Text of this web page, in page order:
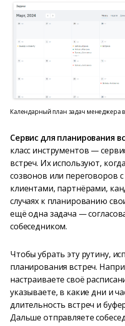
Календарный план задач менеджера в
Сервис для планирования
класс инструментов —
встреч. Их используют,
созвонов или переговоров
клиентами, партнёрами,
случаях к планированию
ещё одна задача —
собеседником.
Чтобы убрать эту рутину,
планирования встреч.
настраиваете своё
указываете, в какие дни и
длительность встреч и
Дальше отправляете